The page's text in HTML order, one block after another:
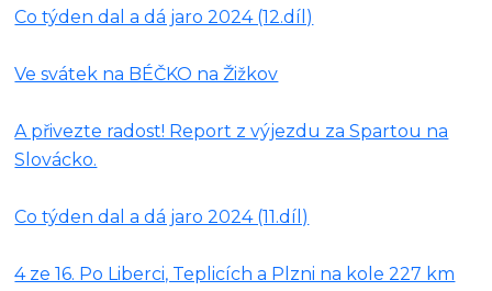
Co týden dal a dá jaro 2024 (12.díl)
Ve svátek na BÉČKO na Žižkov
A přivezte radost! Report z výjezdu za Spartou na
Slovácko.
Co týden dal a dá jaro 2024 (11.díl)
4 ze 16. Po Liberci, Teplicích a Plzni na kole 227 km